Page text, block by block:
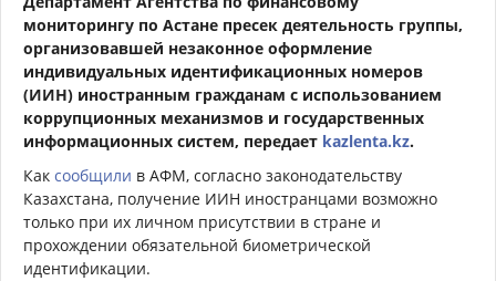
мониторингу по Астане пресек деятельность группы,
организовавшей незаконное оформление
индивидуальных идентификационных номеров
(ИИН) иностранным гражданам с использованием
коррупционных механизмов и государственных
информационных систем, передает kazlenta.kz.
Как сообщили в АФМ, согласно законодательству
Казахстана, получение ИИН иностранцами возможно
только при их личном присутствии в стране и
прохождении обязательной биометрической
идентификации.